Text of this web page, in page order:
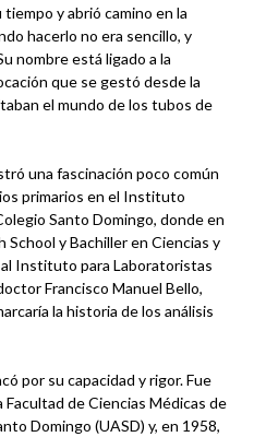
y abrió camino en la
hacerlo no era sencillo, y
nombre está ligado a la
que se gestó desde la
el mundo de los tubos de
una fascinación poco común
primarios en el Instituto
Santo Domingo, donde en
y Bachiller en Ciencias y
Instituto para Laboratoristas
Francisco Manuel Bello,
la historia de los análisis
por su capacidad y rigor. Fue
de Ciencias Médicas de
Domingo (UASD) y, en 1958,